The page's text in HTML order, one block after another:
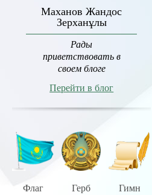
Маханов Жандос
Зерханұлы
Рады
приветствовать в
своем блоге
Перейти в блог
Флаг Герб Гимн